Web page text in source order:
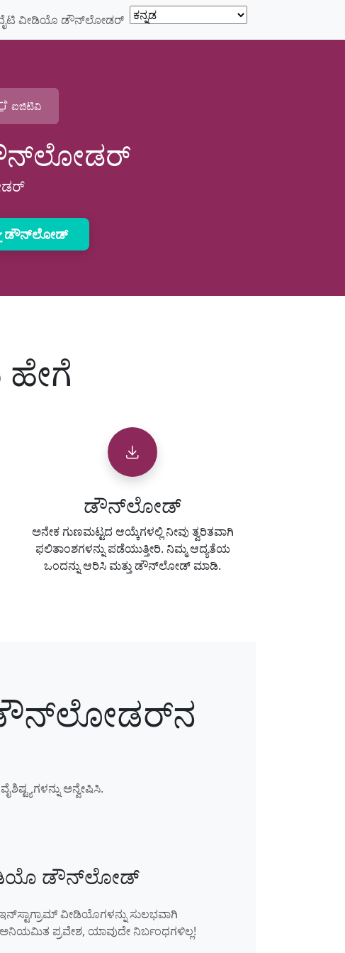
ವೀಡಿಯೊ ಡೌನ್‌ಲೋಡರ್
ಐಜಿಟಿವಿ
ಡೌನ್‌ಲೋಡರ್
ಡೌನ್‌ಲೋಡ್
ಡೌನ್‌ಲೋಡ್
ಅನೇಕ ಗುಣಮಟ್ಟದ ಆಯ್ಕೆಗಳಲ್ಲಿ ನೀವು ತ್ವರಿತವಾಗಿ
ಫಲಿತಾಂಶಗಳನ್ನು ಪಡೆಯುತ್ತೀರಿ. ನಿಮ್ಮ ಆದ್ಯತೆಯ
ಒಂದನ್ನು ಆರಿಸಿ ಮತ್ತು ಡೌನ್‌ಲೋಡ್ ಮಾಡಿ.
ಡೌನ್‌ಲೋಡರ್‌ನ
ಅನ್ವೇಷಿಸಿ.
ಡೌನ್‌ಲೋಡ್
ವೀಡಿಯೊಗಳನ್ನು ಸುಲಭವಾಗಿ
ಪ್ರವೇಶ, ಯಾವುದೇ ನಿರ್ಬಂಧಗಳಿಲ್ಲ!